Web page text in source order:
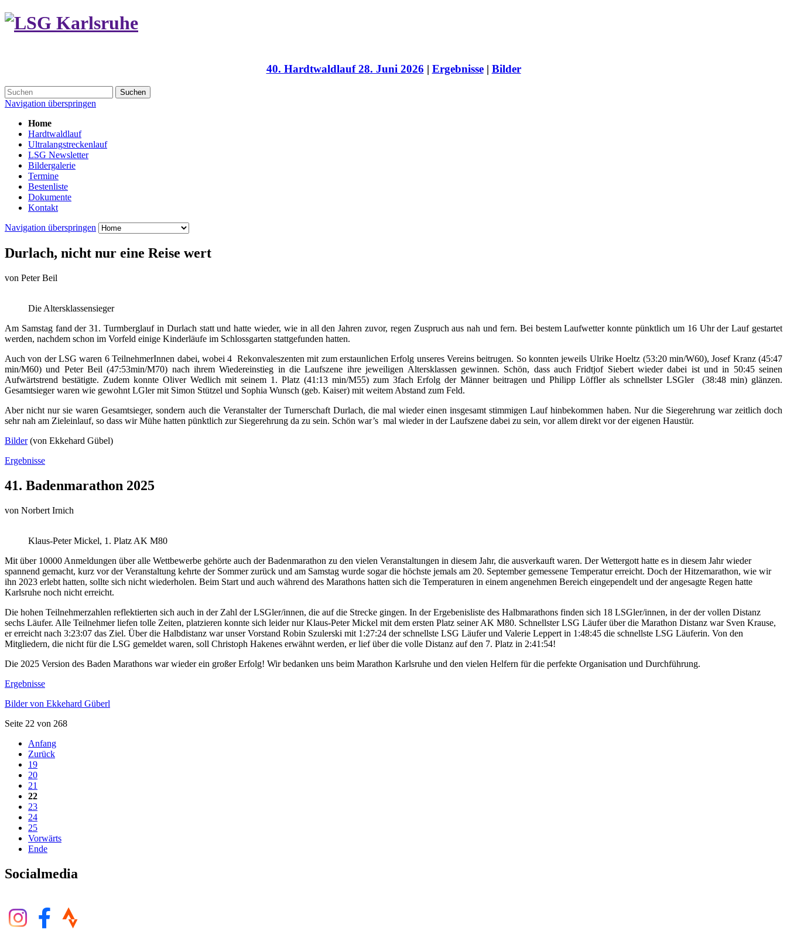
40. Hardtwaldlauf 28. Juni 2026 | Ergebnisse| Bilder
Suchen
Navigation überspringen
Home
Hardtwaldlauf
Ultralangstreckenlauf
LSG Newsletter
Bildergalerie
Termine
Bestenliste
Dokumente
Kontakt
Navigation überspringen
Durlach, nicht nur eine Reise wert
von Peter Beil
Die Altersklassensieger
Am Samstag fand der 31. Turmberglauf in Durlach statt und hatte wieder, wie in all den Jahren zuvor, regen Zuspruch aus nah und fern. Bei bestem Laufwetter konnte pünktlich um 16 Uhr der Lauf gestartet
werden, nachdem schon im Vorfeld einige Kinderläufe im Schlossgarten stattgefunden hatten.
Auch von der LSG waren 6 TeilnehmerInnen dabei, wobei 4 Rekonvaleszenten mit zum erstaunlichen Erfolg unseres Vereins beitrugen. So konnten jeweils Ulrike Hoeltz (53:20 min/W60), Josef Kranz (45:47
min/M60) und Peter Beil (47:53min/M70) nach ihrem Wiedereinstieg in die Laufszene ihre jeweiligen Altersklassen gewinnen. Schön, dass auch Fridtjof Siebert wieder dabei ist und in 50:45 seinen
Aufwärtstrend bestätigte. Zudem konnte Oliver Wedlich mit seinem 1. Platz (41:13 min/M55) zum 3fach Erfolg der Männer beitragen und Philipp Löffler als schnellster LSGler (38:48 min) glänzen.
Gesamtsieger waren wie gewohnt LGler mit Simon Stützel und Sophia Wunsch (geb. Kaiser) mit weitem Abstand zum Feld.
Aber nicht nur sie waren Gesamtsieger, sondern auch die Veranstalter der Turnerschaft Durlach, die mal wieder einen insgesamt stimmigen Lauf hinbekommen haben. Nur die Siegerehrung war zeitlich doch
sehr nah am Zieleinlauf, so dass wir Mühe hatten pünktlich zur Siegerehrung da zu sein. Schön war’s mal wieder in der Laufszene dabei zu sein, vor allem direkt vor der eigenen Haustür.
Bilder(von Ekkehard Gübel)
Ergebnisse
41. Badenmarathon 2025
von Norbert Irnich
Klaus-Peter Mickel, 1. Platz AK M80
Mit über 10000 Anmeldungen über alle Wettbewerbe gehörte auch der Badenmarathon zu den vielen Veranstaltungen in diesem Jahr, die ausverkauft waren. Der Wettergott hatte es in diesem Jahr wieder
spannend gemacht, kurz vor der Veranstaltung kehrte der Sommer zurück und am Samstag wurde sogar die höchste jemals am 20. September gemessene Temperatur erreicht. Doch der Hitzemarathon, wie wir
ihn 2023 erlebt hatten, sollte sich nicht wiederholen. Beim Start und auch während des Marathons hatten sich die Temperaturen in einem angenehmen Bereich eingependelt und der angesagte Regen hatte
Karlsruhe noch nicht erreicht.
Die hohen Teilnehmerzahlen reflektierten sich auch in der Zahl der LSGler/innen, die auf die Strecke gingen. In der Ergebenisliste des Halbmarathons finden sich 18 LSGler/innen, in der der vollen Distanz
sechs Läufer. Alle Teilnehmer liefen tolle Zeiten, platzieren konnte sich leider nur Klaus-Peter Mickel mit dem ersten Platz seiner AK M80. Schnellster LSG Läufer über die Marathon Distanz war Sven Krause,
er erreicht nach 3:23:07 das Ziel. Über die Halbdistanz war unser Vorstand Robin Szulerski mit 1:27:24 der schnellste LSG Läufer und Valerie Leppert in 1:48:45 die schnellste LSG Läuferin. Von den
Mitgliedern, die nicht für die LSG gemeldet waren, soll Christoph Hakenes erwähnt werden, er lief über die volle Distanz auf den 7. Platz in 2:41:54!
Die 2025 Version des Baden Marathons war wieder ein großer Erfolg! Wir bedanken uns beim Marathon Karlsruhe und den vielen Helfern für die perfekte Organisation und Durchführung.
Ergebnisse
Bilder von Ekkehard Güberl
Seite 22 von 268
Anfang
Zurück
19
20
21
22
23
24
25
Vorwärts
Ende
Socialmedia